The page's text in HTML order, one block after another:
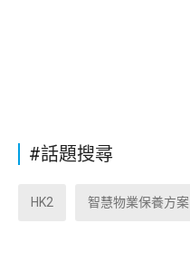
#話題搜尋
HK2 智慧物業保養方案